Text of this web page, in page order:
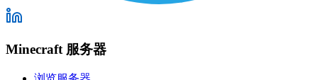
Minecraft 服务器